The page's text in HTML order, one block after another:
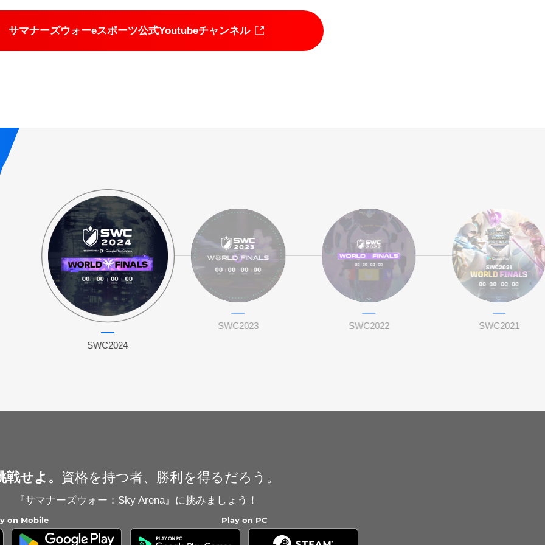
サマナーズウォーeスポーツ公式Youtubeチャンネル
SWC2024
SWC2023 SWC2022 SWC2021
戦せよ。 資格を持つ者、勝利を得るだろう。
『サマナーズウォー：Sky Arena』に挑みましょう！
on Mobile Play on PC